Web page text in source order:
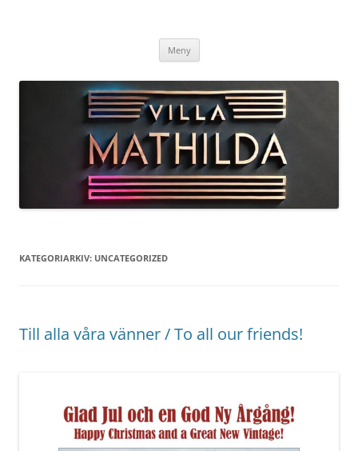
Meny
KATEGORIARKIV: UNCATEGORIZED
Till alla våra vänner / To all our friends!